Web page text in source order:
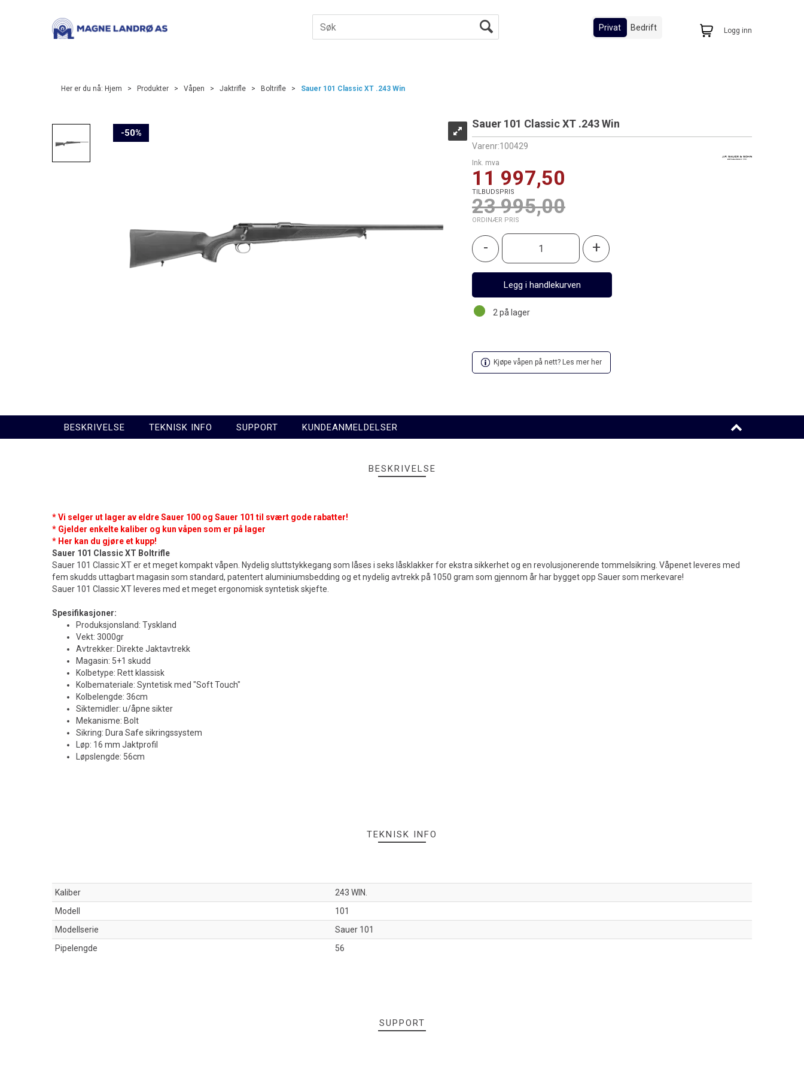
Logg inn
Privat Bedrift
Her er du nå: Hjem > Produkter > Våpen > Jaktrifle > Boltrifle > Sauer 101 Classic XT .243 Win
50%
Sauer 101 Classic XT .243 Win
Varenr:100429
Ink. mva
11 997,50
TILBUDSPRIS
23 995,00
ORDINÆR PRIS
- +
2 på lager
Kjøpe våpen på nett? Les mer her
BESKRIVELSE TEKNISK INFO SUPPORT KUNDEANMELDELSER
BESKRIVELSE
* Vi selger ut lager av eldre Sauer 100 og Sauer 101 til svært gode rabatter!
* Gjelder enkelte kaliber og kun våpen som er på lager
* Her kan du gjøre et kupp!
Sauer 101 Classic XT Boltrifle
Sauer 101 Classic XT er et meget kompakt våpen. Nydelig sluttstykkegang som låses i seks låsklakker for ekstra sikkerhet og en revolusjonerende tommelsikring. Våpenet leveres med
fem skudds uttagbart magasin som standard, patentert aluminiumsbedding og et nydelig avtrekk på 1050 gram som gjennom år har bygget opp Sauer som merkevare!
Sauer 101 Classic XT leveres med et meget ergonomisk syntetisk skjefte.
Spesifikasjoner:
Produksjonsland: Tyskland
Vekt: 3000gr
Avtrekker: Direkte Jaktavtrekk
Magasin: 5+1 skudd
Kolbetype: Rett klassisk
Kolbemateriale: Syntetisk med "Soft Touch"
Kolbelengde: 36cm
Siktemidler: u/åpne sikter
Mekanisme: Bolt
Sikring: Dura Safe sikringssystem
Løp: 16 mm Jaktprofil
Løpslengde: 56cm
TEKNISK INFO
Kaliber
243 WIN.
Modell
101
Modellserie
Sauer 101
Pipelengde
56
SUPPORT